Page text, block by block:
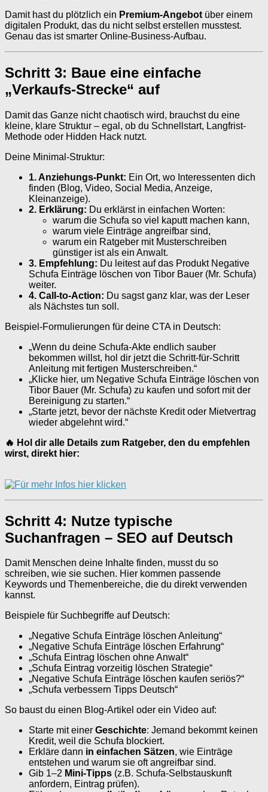
Damit hast du plötzlich ein Premium-Angebot über einem
digitalen Produkt, das du nicht selbst erstellen musstest.
Genau das ist smarter Online-Business-Aufbau.
Schritt 3: Baue eine einfache
„Verkaufs-Strecke“ auf
Damit das Ganze nicht chaotisch wird, brauchst du eine
kleine, klare Struktur – egal, ob du Schnellstart, Langfrist-
Methode oder Hidden Hack nutzt.
Deine Minimal-Struktur:
1. Anziehungs-Punkt: Ein Ort, wo Interessenten dich
finden (Blog, Video, Social Media, Anzeige,
Kleinanzeige).
2. Erklärung: Du erklärst in einfachen Worten:
warum die Schufa so viel kaputt machen kann,
warum viele Einträge angreifbar sind,
warum ein Ratgeber mit Musterschreiben
günstiger ist als ein Anwalt.
3. Empfehlung: Du leitest auf das Produkt Negative
Schufa Einträge löschen von Tibor Bauer (Mr. Schufa)
weiter.
4. Call-to-Action: Du sagst ganz klar, was der Leser
als Nächstes tun soll.
Beispiel-Formulierungen für deine CTA in Deutsch:
„Wenn du deine Schufa-Akte endlich sauber
bekommen willst, hol dir jetzt die Schritt-für-Schritt
Anleitung mit fertigen Musterschreiben.“
„Klicke hier, um Negative Schufa Einträge löschen von
Tibor Bauer (Mr. Schufa) zu kaufen und sofort mit der
Bereinigung zu starten.“
„Starte jetzt, bevor der nächste Kredit oder Mietvertrag
wieder abgelehnt wird.“
🔥 Hol dir alle Details zum Ratgeber, den du empfehlen
wirst, direkt hier:
Schritt 4: Nutze typische
Suchanfragen – SEO auf Deutsch
Damit Menschen deine Inhalte finden, musst du so
schreiben, wie sie suchen. Hier kommen passende
Keywords und Themenbereiche, die du direkt verwenden
kannst.
Beispiele für Suchbegriffe auf Deutsch:
„Negative Schufa Einträge löschen Anleitung“
„Negative Schufa Einträge löschen Erfahrung“
„Schufa Eintrag löschen ohne Anwalt“
„Schufa Eintrag vorzeitig löschen Strategie“
„Negative Schufa Einträge löschen kaufen seriös?“
„Schufa verbessern Tipps Deutsch“
So baust du einen Blog-Artikel oder ein Video auf:
Starte mit einer Geschichte: Jemand bekommt keinen
Kredit, weil die Schufa blockiert.
Erkläre dann in einfachen Sätzen, wie Einträge
entstehen und warum sie oft angreifbar sind.
Gib 1–2 Mini-Tipps (z.B. Schufa-Selbstauskunft
anfordern, Eintrag prüfen).